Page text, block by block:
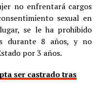
no enfrentará cargos
sexual en
se le ha prohibido
durante 8 años, y no
por 3 años.
ser castrado tras